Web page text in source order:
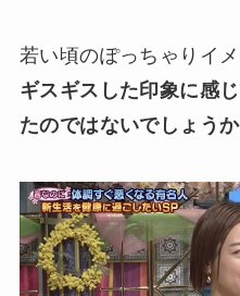
若い頃のぽっちゃりイ
ギスギスした印象に感
たのではないでしょうか